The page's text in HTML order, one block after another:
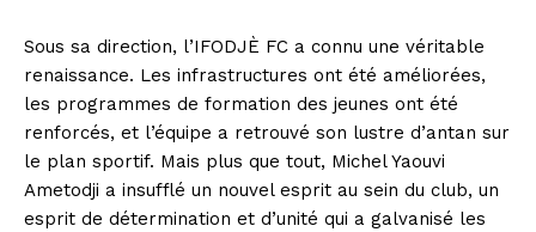
Sous sa direction, l’IFODJÈ FC a connu une véritable
renaissance. Les infrastructures ont été améliorées,
les programmes de formation des jeunes ont été
renforcés, et l’équipe a retrouvé son lustre d’antan sur
le plan sportif. Mais plus que tout, Michel Yaouvi
Ametodji a insufflé un nouvel esprit au sein du club, un
esprit de détermination et d’unité qui a galvanisé les